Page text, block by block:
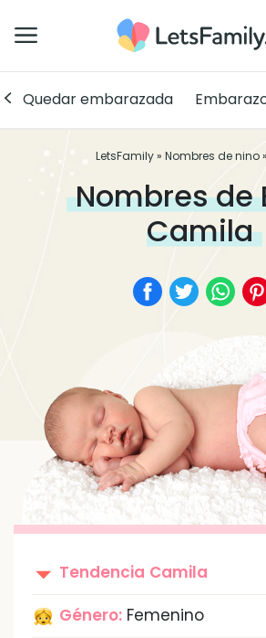
Quedar embarazada
LetsFamily» Nombres de nino»
Nombres de
Camila
Tendencia Camila
Género: Femenino